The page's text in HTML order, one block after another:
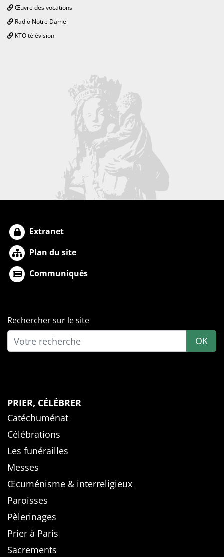
Œuvre des vocations
Radio Notre Dame
KTO télévision
Extranet
Plan du site
Communiqués
Rechercher sur le site
OK
PRIER, CÉLÉBRER
Catéchuménat
Célébrations
Les funérailles
Messes
Œcuménisme & interreligieux
Paroisses
Pèlerinages
Prier à Paris
Sacrements